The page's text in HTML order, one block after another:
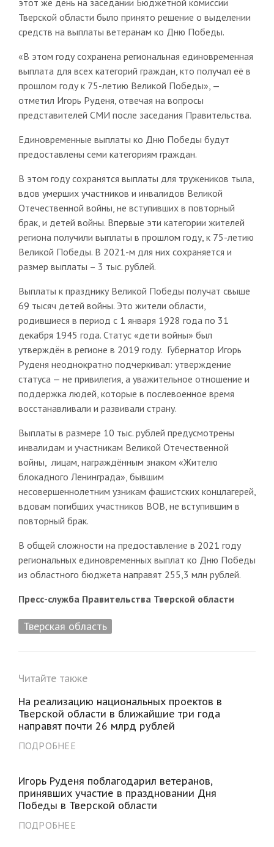
Тверской области было принято решение о выделении
средств на выплаты ветеранам ко Дню Победы.
«В этом году сохранена региональная единовременная
выплата для всех категорий граждан, кто получал её в
прошлом году к 75-летию Великой Победы», —
отметил Игорь Руденя, отвечая на вопросы
представителей СМИ после заседания Правительства.
Единовременные выплаты ко Дню Победы будут
предоставлены семи категориям граждан.
В этом году сохранятся выплаты для тружеников тыла,
вдов умерших участников и инвалидов Великой
Отечественной войны, не вступивших в повторный
брак, и детей войны. Впервые эти категории жителей
региона получили выплаты в прошлом году, к 75-летию
Великой Победы. В 2021-м для них сохраняется и
размер выплаты – 3 тыс. рублей.
Выплаты к празднику Великой Победы получат свыше
69 тысяч детей войны. Это жители области,
родившиеся в период с 1 января 1928 года по 31
декабря 1945 года. Статус «дети войны» был
утверждён в регионе в 2019 году. Губернатор Игорь
Руденя неоднократно подчеркивал: утверждение
статуса — не привилегия, а уважительное отношение и
поддержка людей, которые в послевоенное время
восстанавливали и развивали страну.
Выплаты в размере 10 тыс. рублей предусмотрены
инвалидам и участникам Великой Отечественной
войны, лицам, награждённым знаком «Жителю
блокадного Ленинграда», бывшим
несовершеннолетним узникам фашистских концлагерей,
вдовам погибших участников ВОВ, не вступившим в
повторный брак.
В общей сложности на предоставление в 2021 году
региональных единовременных выплат ко Дню Победы
из областного бюджета направят 255,3 млн рублей.
Пресс-служба Правительства Тверской области
Тверская область
Читайте также
На реализацию национальных проектов в
Тверской области в ближайшие три года
направят почти 26 млрд рублей
ПОДРОБНЕЕ
Игорь Руденя поблагодарил ветеранов,
принявших участие в праздновании Дня
Победы в Тверской области
ПОДРОБНЕЕ